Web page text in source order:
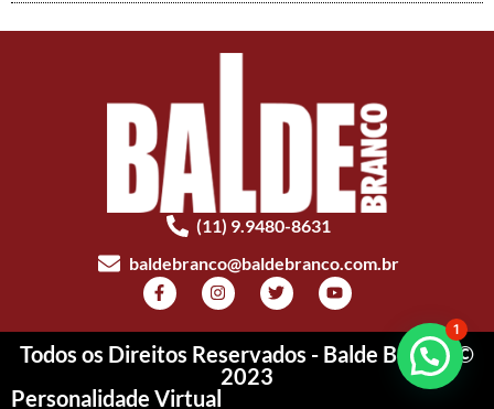
(11) 9.9480-8631
baldebranco@baldebranco.com.br
Todos os Direitos Reservados - Balde Branco ©
2023
Personalidade Virtual
1